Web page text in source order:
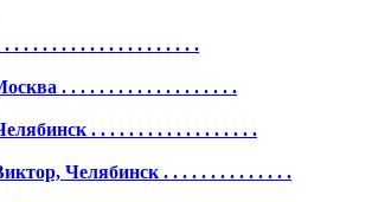
. . . . . . . . . . . . . . . . . . .
. . . . . . . . . . . . . . . . . . .
. . . . . . . . . . . . . . . . . .
Челябинск . . . . . . . . . . . . . .